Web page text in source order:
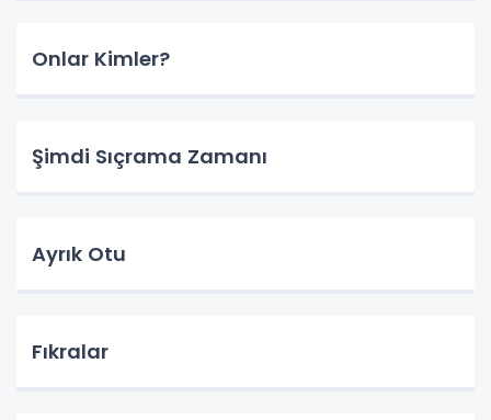
Onlar Kimler?
Şimdi Sıçrama Zamanı
Ayrık Otu
Fıkralar